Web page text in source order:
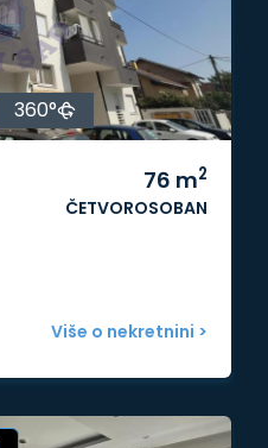
360°
76 m2
ČETVOROSOBAN
Više o nekretnini >